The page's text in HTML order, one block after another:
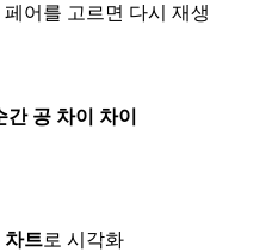
어를 고르면 다시 재생
간 공 차이
차이
차트로 시각화